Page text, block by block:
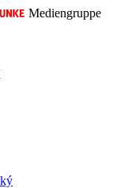
Mediengruppe